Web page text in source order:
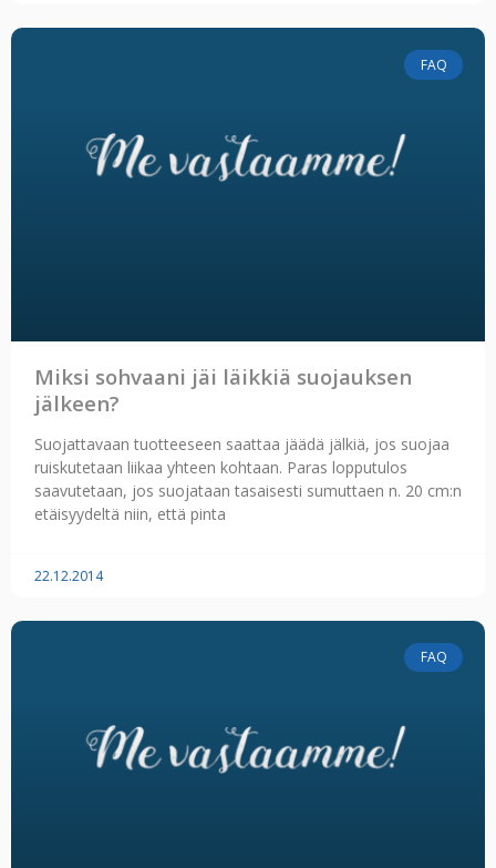
FAQ
Miksi sohvaani jäi läikkiä suojauksen
jälkeen?
Suojattavaan tuotteeseen saattaa jäädä jälkiä, jos suojaa
ruiskutetaan liikaa yhteen kohtaan. Paras lopputulos
saavutetaan, jos suojataan tasaisesti sumuttaen n. 20 cm:n
etäisyydeltä niin, että pinta
22.12.2014
FAQ